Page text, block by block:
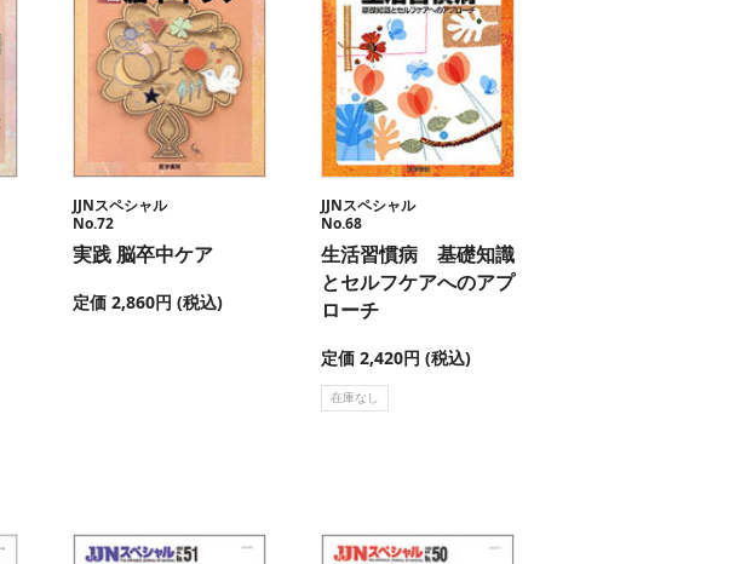
JJNスペシャル
No.72
実践 脳卒中ケア
定価 2,860円 (税込)
JJNスペシャル
No.68
生活習慣病 基礎知識
とセルフケアへのアプ
ローチ
定価 2,420円 (税込)
在庫なし